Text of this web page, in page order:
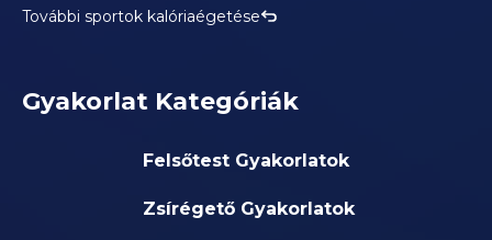
További sportok kalóriaégetése
Gyakorlat Kategóriák
Felsőtest Gyakorlatok
Zsírégető Gyakorlatok